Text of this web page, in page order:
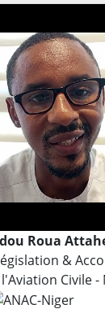
Roua
&
Civile -